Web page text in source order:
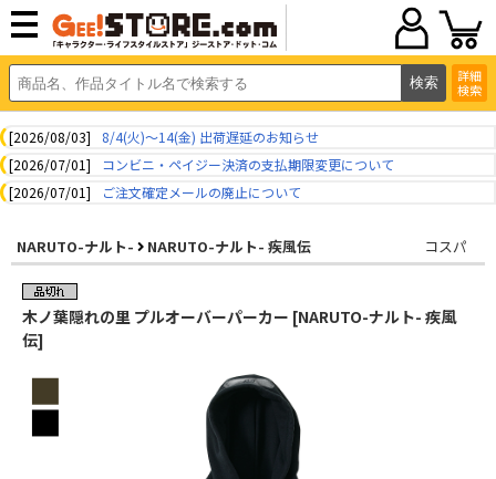
詳細
検索
[2026/08/03]
8/4(火)～14(金) 出荷遅延のお知らせ
[2026/07/01]
コンビニ・ペイジー決済の支払期限変更について
[2026/07/01]
ご注文確定メールの廃止について
NARUTO-ナルト- NARUTO-ナルト- 疾風伝 コスパ
木ノ葉隠れの里 プルオーバーパーカー [NARUTO-ナルト- 疾風
伝]